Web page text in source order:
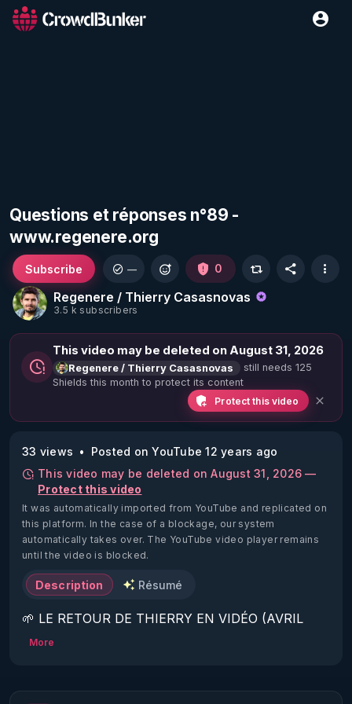
Questions et réponses n°89 -
www.regenere.org
Regenere / Thierry Casasnovas
3.5 k subscribers
Subscribe — 0
This video may be deleted on August 31, 2026
Regenere / Thierry Casasnovas
still needs 125
Shields this month to protect its content
Protect this video
33 views
Posted on YouTube 12 years ago
This video may be deleted on August 31, 2026 —
Protect this video
It was automatically imported from YouTube and replicated on
this platform. In the case of a blockage, our system
automatically takes over. The YouTube video player remains
until the video is blocked.
Description Résumé
🌱 LE RETOUR DE THIERRY EN VIDÉO (AVRIL
2022)!
https://www.rgnr.fr/presentation.html
More